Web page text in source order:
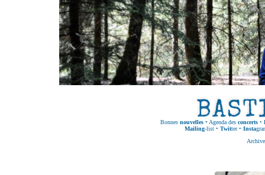
Bonnes nouvelles • Agenda des concerts •
Mailing-list• Twitter• Insta